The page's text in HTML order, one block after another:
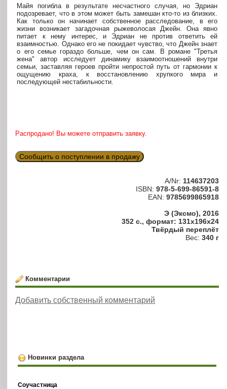
Майя погибла в результате несчастного случая, но Эдриан
подозревает, что в этом может быть замешан кто-то из близких.
Как только он начинает собственное расследование, в его
жизни возникает загадочная рыжеволосая Джейн. Она явно
питает к нему интерес, и Эдриан не против ответить ей
взаимностью. Однако его не покидает чувство, что Джейн знает
о его семье гораздо больше, чем он сам. В романе "Третья
жена" автор исследует динамику взаимоотношений внутри
семьи, заставляя героев пройти непростой путь от гармонии к
ощущению краха, к восстановлению хрупкого мира и
последующей нестабильности.
Распродано! Вы можете отправить заявку.
Сообщить о поступлении в продажу
A/Nr: 114637203
ISBN: 978-5-699-86591-8
EAN: 9785699865918
Э (Эксмо), 2016
352 с., формат: 131x196x24
Твёрдый переплёт
Вес: 340 г
Комментарии
Добавить собственный комментарий
Новинки раздела
Соучастница